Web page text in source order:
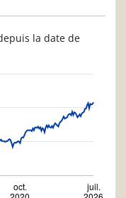
la date de